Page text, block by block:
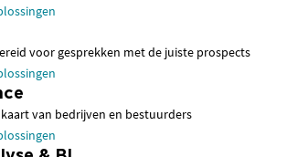
voor gesprekken met de juiste prospects
van bedrijven en bestuurders